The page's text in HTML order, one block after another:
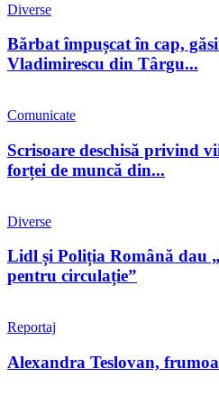
Diverse
Bărbat împușcat în cap,
Vladimirescu din Târgu...
Comunicate
Scrisoare deschisă privind
forței de muncă din...
Diverse
Lidl și Poliția Română dau
pentru circulație”
Reportaj
Alexandra Teslovan,